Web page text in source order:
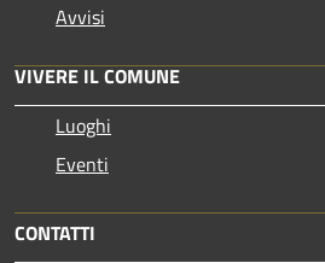
Avvisi
VIVERE IL COMUNE
Luoghi
Eventi
CONTATTI